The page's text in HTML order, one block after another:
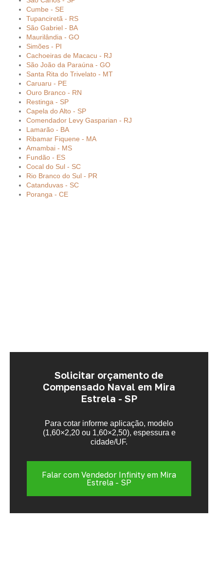
Cumbe - SE
Tupanciretã - RS
São Gabriel - BA
Maurilândia - GO
Simões - PI
Cachoeiras de Macacu - RJ
São João da Paraúna - GO
Santa Rita do Trivelato - MT
Caruaru - PE
Ouro Branco - RN
Restinga - SP
Capela do Alto - SP
Comendador Levy Gasparian - RJ
Lamarão - BA
Ribamar Fiquene - MA
Amambai - MS
Fundão - ES
Cocal do Sul - SC
Rio Branco do Sul - PR
Catanduvas - SC
Poranga - CE
Solicitar orçamento de
Compensado Naval em Mira
Estrela - SP
Para cotar informe aplicação, modelo
(1,60×2,20 ou 1,60×2,50), espessura e
cidade/UF.
Falar com Vendedor Infinity em Mira
Estrela - SP